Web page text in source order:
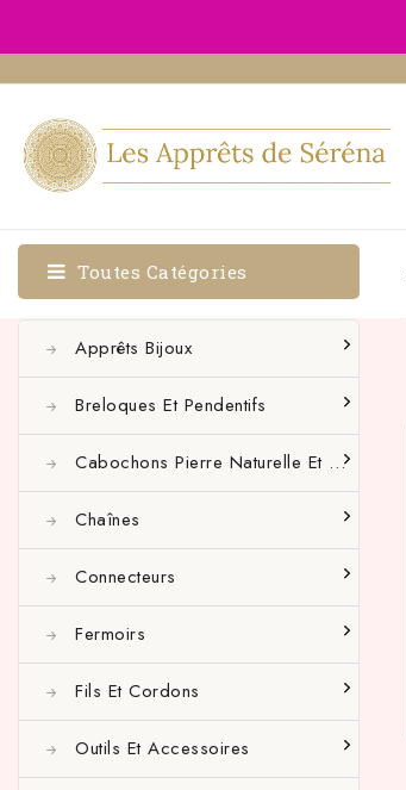
Toutes Catégories
Apprêts Bijoux
Perles À Écraser Et
Terminaisons De
Rallonge
Breloques Et Pendentifs
Cabochons Pierre Naturelle Et Autres
Chaînes
Connecteurs
Connecteurs Bases
Fermoirs
Fils Et Cordons
Outils Et Accessoires